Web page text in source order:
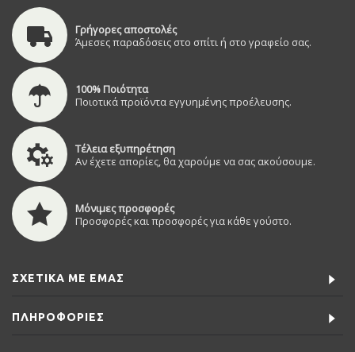
Γρήγορες αποστολές
Άμεσες παραδόσεις στο σπίτι ή στο γραφείο σας.
100% Ποιότητα
Ποιοτικά προϊόντα εγγυημένης προέλευσης.
Τέλεια εξυπηρέτηση
Αν έχετε απορίες, θα χαρούμε να σας ακούσουμε.
Μόνιμες προσφορές
Προσφορές και προσφορές για κάθε γούστο.
ΣΧΕΤΙΚΆ ΜΕ ΕΜΆΣ
ΠΛΗΡΟΦΟΡΊΕΣ